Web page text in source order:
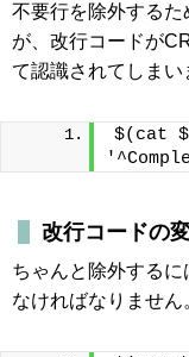
不要行を除外する
が、改行コードが
て認識されてしまい
$(cat
改行コードの
ちゃんと除外する
なければなりません